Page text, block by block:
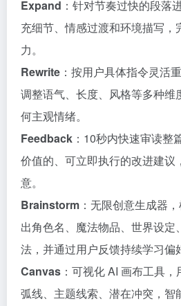
Expand ：针对节奏过快的段落
充细节、情感过渡和环境描写，
力。
Rewrite ：按用户具体指令灵活
调整语气、长度、风格等多种维
何主观情绪。
Feedback ：10秒内快速审读整
价值的、可立即执行的改进建议
意。
Brainstorm ：无限创意生成器
出角色名、魔法物品、世界设定
法，并通过用户反馈持续学习偏
Canvas ：可视化 AI 画布工具
弧线、主题线索、潜在冲突，智